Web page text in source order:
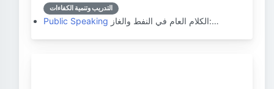
التدريب وتنمية الكفاءات
Public Speaking الكلام العام في النفط والغاز:…